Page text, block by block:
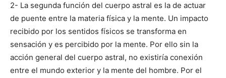
2- La segunda función del cuerpo astral es la de actuar
de puente entre la materia física y la mente. Un impacto
recibido por los sentidos físicos se transforma en
sensación y es percibido por la mente. Por ello sin la
acción general del cuerpo astral, no existiría conexión
entre el mundo exterior y la mente del hombre. Por el